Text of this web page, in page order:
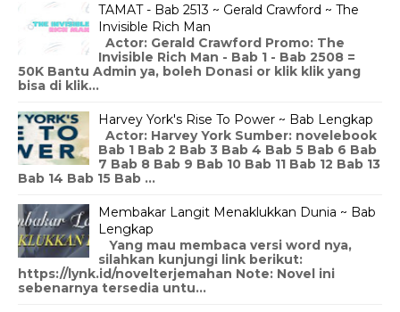
TAMAT - Bab 2513 ~ Gerald Crawford ~ The
Invisible Rich Man
Actor: Gerald Crawford Promo: The
Invisible Rich Man - Bab 1 - Bab 2508 =
50K Bantu Admin ya, boleh Donasi or klik klik yang
bisa di klik...
Harvey York's Rise To Power ~ Bab Lengkap
Actor: Harvey York Sumber: novelebook
Bab 1 Bab 2 Bab 3 Bab 4 Bab 5 Bab 6 Bab
7 Bab 8 Bab 9 Bab 10 Bab 11 Bab 12 Bab 13
Bab 14 Bab 15 Bab ...
Membakar Langit Menaklukkan Dunia ~ Bab
Lengkap
Yang mau membaca versi word nya,
silahkan kunjungi link berikut:
https://lynk.id/novelterjemahan Note: Novel ini
sebenarnya tersedia untu...